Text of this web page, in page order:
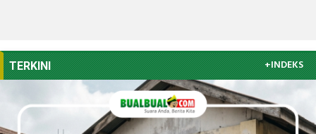
TERKINI +INDEKS